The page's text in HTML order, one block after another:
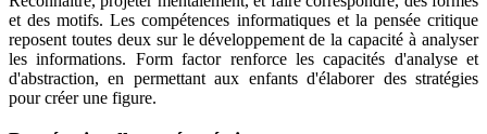
et des motifs. Les compétences informatiques et la pensée critique
reposent toutes deux sur le développement de la capacité à analyser
les informations. Form factor renforce les capacités d'analyse et
d'abstraction, en permettant aux enfants d'élaborer des stratégies
pour créer une figure.